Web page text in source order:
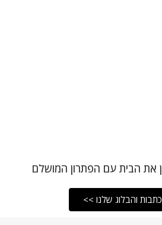
את הבית עם הפתרון המושלם
והבלוג שלנו >>